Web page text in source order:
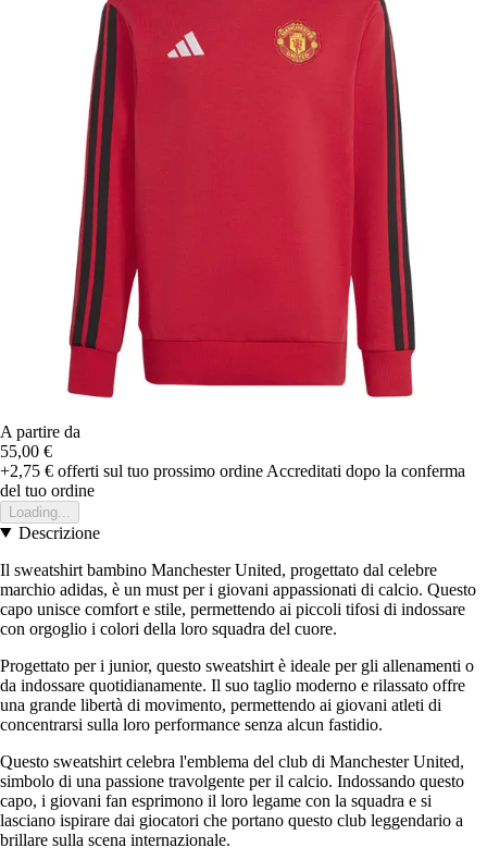
A partire da
55,00 €
+2,75 € offerti sul tuo prossimo ordine Accreditati dopo la conferma
del tuo ordine
Loading...
Descrizione
Il sweatshirt bambino Manchester United, progettato dal celebre
marchio adidas, è un must per i giovani appassionati di calcio. Questo
capo unisce comfort e stile, permettendo ai piccoli tifosi di indossare
con orgoglio i colori della loro squadra del cuore.
Progettato per i junior, questo sweatshirt è ideale per gli allenamenti o
da indossare quotidianamente. Il suo taglio moderno e rilassato offre
una grande libertà di movimento, permettendo ai giovani atleti di
concentrarsi sulla loro performance senza alcun fastidio.
Questo sweatshirt celebra l'emblema del club di Manchester United,
simbolo di una passione travolgente per il calcio. Indossando questo
capo, i giovani fan esprimono il loro legame con la squadra e si
lasciano ispirare dai giocatori che portano questo club leggendario a
brillare sulla scena internazionale.